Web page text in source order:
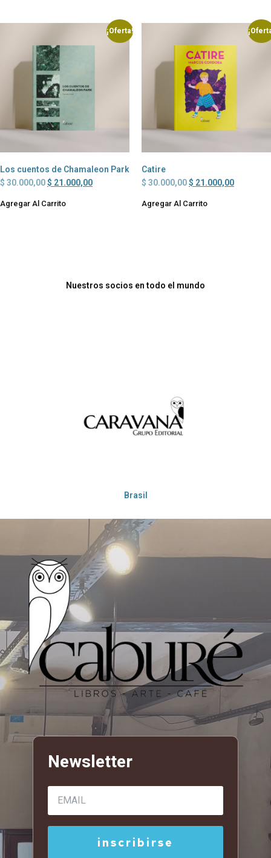
¡Oferta!
Los cuentos de Chamaleon Park
$ 30.000,00$ 21.000,00
Agregar Al Carrito
Catire
$ 30.000,00$ 21.000,00
Agregar Al Carrito
Nuestros socios en todo el mundo
Brasil